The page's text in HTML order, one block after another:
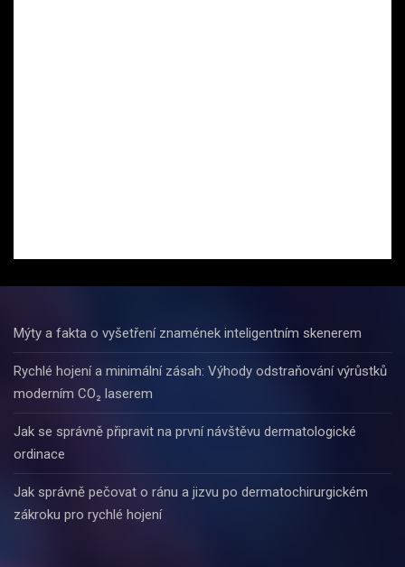
Mýty a fakta o vyšetření znamének inteligentním skenerem
Rychlé hojení a minimální zásah: Výhody odstraňování výrůstků
moderním CO₂ laserem
Jak se správně připravit na první návštěvu dermatologické
ordinace
Jak správně pečovat o ránu a jizvu po dermatochirurgickém
zákroku pro rychlé hojení